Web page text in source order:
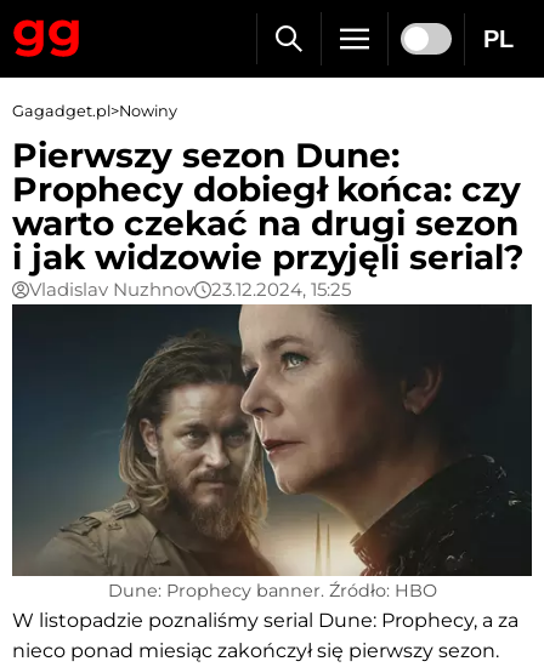
PL
Gagadget.pl>Nowiny
Pierwszy sezon Dune:
Prophecy dobiegł końca: czy
warto czekać na drugi sezon
i jak widzowie przyjęli serial?
Vladislav Nuzhnov 23.12.2024, 15:25
Dune: Prophecy banner. Źródło: HBO
W listopadzie poznaliśmy serial Dune: Prophecy, a za
nieco ponad miesiąc zakończył się pierwszy sezon.